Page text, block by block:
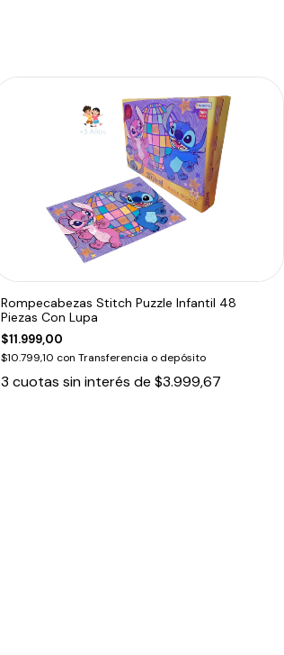
Rompecabezas Stitch Puzzle Infantil 48
Piezas Con Lupa
$11.999,00
$10.799,10 con Transferencia o depósito
3 cuotas sin interés de$3.999,67